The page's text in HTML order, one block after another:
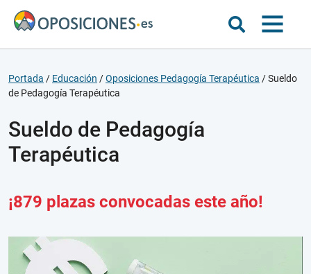
Portada / Educación /Oposiciones Pedagogía Terapéutica /Sueldo
de Pedagogía Terapéutica
Sueldo de Pedagogía
Terapéutica
¡879 plazas convocadas este año!